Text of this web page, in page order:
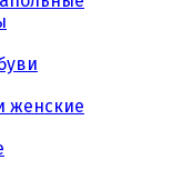
женские